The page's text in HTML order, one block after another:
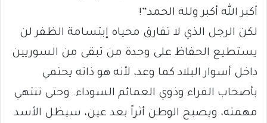
أكبر الله أكبر ولله الحمد”!
لكن الرجل الذي لا تفارق محياه إبتسامة الظفر لن
يستطيع الحفاظ على وحدة من تبقى من السوريين
داخل أسوار البلاد كما وعد، لأنه هو ذاته يحتمي
بأصحاب الفراء وذوي العمائم السوداء. وحتى تنتهي
مهمته، ويصبح الوطن أثراً بعد عين، سيظل الأسد